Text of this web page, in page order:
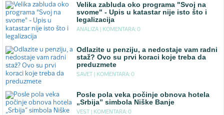
Velika zabluda oko programa "Svoj na
svome" - Upis u katastar nije isto što i
legalizacija
ANALIZA | KOMENTARA: 0
Odlazite u penziju, a nedostaje vam radni
staž? Ovo su prvi koraci koje treba da
preduzmete
SAVET | KOMENTARA: 0
Posle pola veka počinje obnova hotela
„Srbija” simbola Niške Banje
VEST | KOMENTARA: 0